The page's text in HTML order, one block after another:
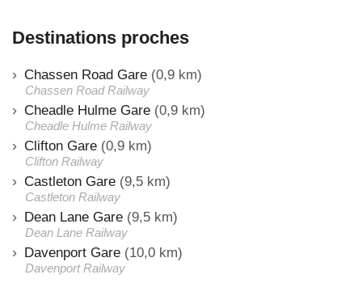
Destinations proches
Chassen Road Gare (0,9 km)
Chassen Road Railway
Cheadle Hulme Gare (0,9 km)
Cheadle Hulme Railway
Clifton Gare (0,9 km)
Clifton Railway
Castleton Gare (9,5 km)
Castleton Railway
Dean Lane Gare (9,5 km)
Dean Lane Railway
Davenport Gare (10,0 km)
Davenport Railway